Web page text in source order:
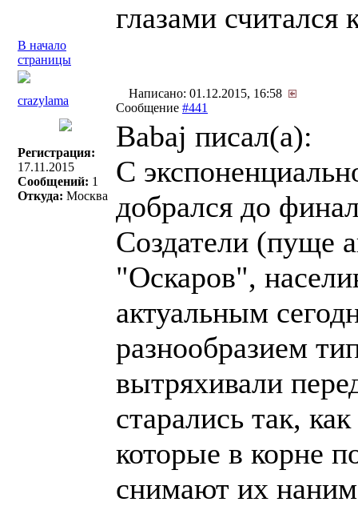
глазами считался
В начало
страницы
crazylama
Написано: 01.12.2015, 16:58
Сообщение #441
Регистрация:
17.11.2015
Сообщений: 1
Откуда: Москва
Babaj писал(a):
С
добрался до
Создатели (пуще
"Оскаров",
актуальным
разнообразием
вытряхивали
старались так,
которые в корне
снимают их